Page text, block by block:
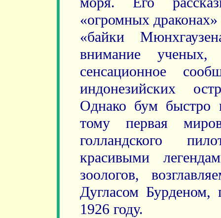
«огромных
«байки
внимание
сенсационное
индонезийских
Однако бум
тому первая
голландского
красивыми
зоологов,
Дугласом
1926 году.